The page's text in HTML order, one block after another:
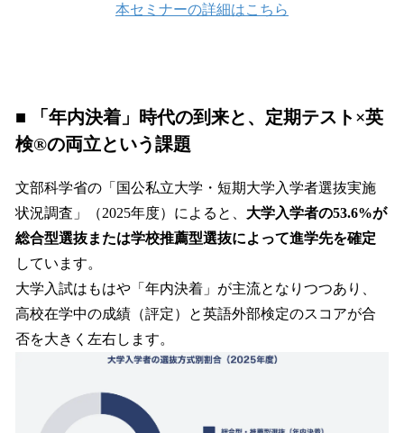
本セミナーの詳細はこちら
■ 「年内決着」時代の到来と、定期テスト×英
検®の両立という課題
文部科学省の「国公私立大学・短期大学入学者選抜実施
状況調査」（2025年度）によると、 大学入学者の53.6%が
総合型選抜または学校推薦型選抜によって進学先を確定
しています。
大学入試はもはや「年内決着」が主流となりつつあり、
高校在学中の成績（評定）と英語外部検定のスコアが合
否を大きく左右します。